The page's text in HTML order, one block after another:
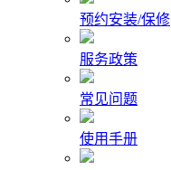
预约安装/保修
服务政策
常见问题
使用手册